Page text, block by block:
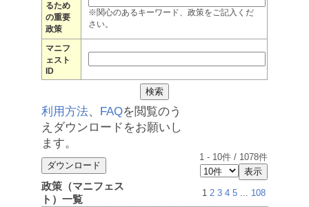
るため
の重要
政策
※関心のあるキーワード、政策をご記入くだ
さい。
マニフ
ェスト
ID
利用方法、 FAQを閲覧のう
えダウンロードをお願いし
ます。
1 - 10件 / 1078件
政策（マニフェス
ト）一覧
1 2 3 4 5 ... 108